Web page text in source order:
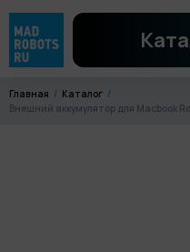
Главная
Каталог
Внешний аккумулятор для Macbook